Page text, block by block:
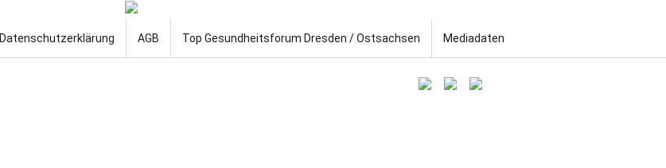
Datenschutzerklärung AGB Top Gesundheitsforum Dresden / Ostsachsen Mediadaten